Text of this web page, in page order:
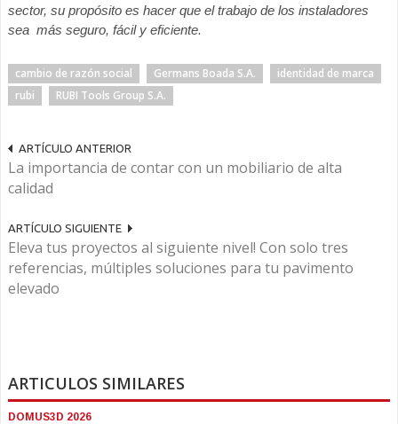
sector, su propósito es hacer que el trabajo de los instaladores
sea más seguro, fácil y eficiente.
cambio de razón social Germans Boada S.A.
identidad de marca
rubi
RUBI Tools Group S.A.
ARTÍCULO ANTERIOR
La importancia de contar con un mobiliario de alta
calidad
ARTÍCULO SIGUIENTE
Eleva tus proyectos al siguiente nivel! Con solo tres
referencias, múltiples soluciones para tu pavimento
elevado
ARTICULOS SIMILARES
DOMUS3D 2026